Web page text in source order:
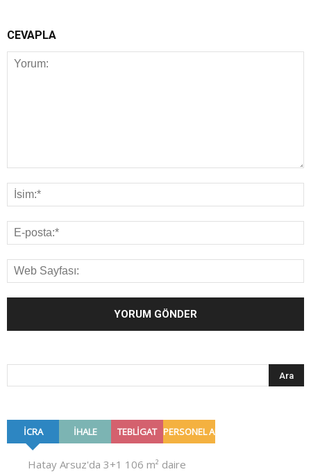
CEVAPLA